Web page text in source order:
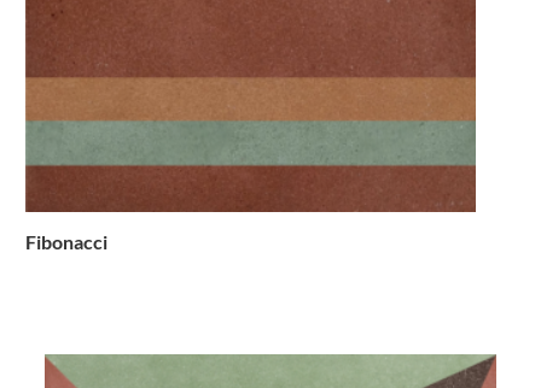
Fibonacci